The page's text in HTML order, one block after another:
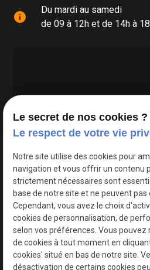
info
Du mardi au samedi
de 09 à 12h et de 14h à
Google Maps Search API est
Le secret de nos cookies ?
Le respect de votre vie
Notre site utilise des cookies pour
navigation et vous offrir un contenu
strictement nécessaires sont
base de notre site et ne peuvent pas
Cependant, vous avez le choix
cookies de personnalisation, de
selon vos préférences. Vous
de cookies à tout moment en
cookies' situé en bas de notre site.
désactivation de certains cookies